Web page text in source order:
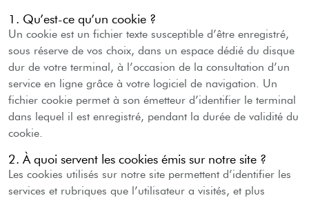
1. Qu’est-ce qu’un cookie ?
Un cookie est un fichier texte susceptible d’être enregistré,
sous réserve de vos choix, dans un espace dédié du disque
dur de votre terminal, à l’occasion de la consultation d’un
service en ligne grâce à votre logiciel de navigation. Un
fichier cookie permet à son émetteur d’identifier le terminal
dans lequel il est enregistré, pendant la durée de validité du
cookie.
2. À quoi servent les cookies émis sur notre site ?
Les cookies utilisés sur notre site permettent d’identifier les
services et rubriques que l’utilisateur a visités, et plus